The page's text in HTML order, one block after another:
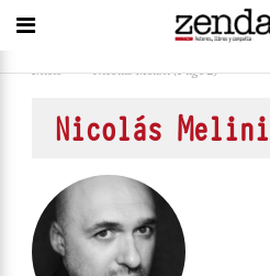
Inicio > Nicolás Melini(Page 2)
Nicolás Melini